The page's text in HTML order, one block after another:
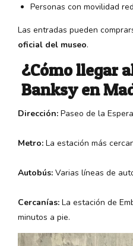
Personas con movilidad
Las entradas pueden
oficial del museo.
¿Cómo llegar
Banksy en
Dirección: Paseo de la
Metro: La estación más
Autobús: Varias líneas de
Cercanías: La estación de
minutos a pie.